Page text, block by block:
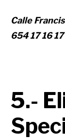
Calle
654 17 16 17
5.-